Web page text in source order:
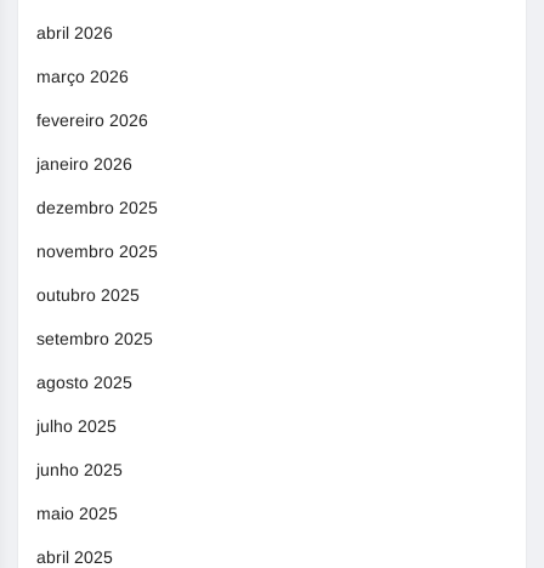
abril 2026
março 2026
fevereiro 2026
janeiro 2026
dezembro 2025
novembro 2025
outubro 2025
setembro 2025
agosto 2025
julho 2025
junho 2025
maio 2025
abril 2025